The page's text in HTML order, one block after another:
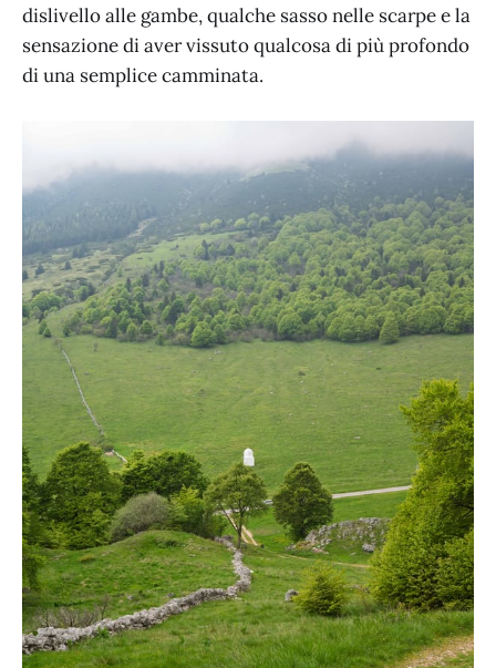
dislivello alle gambe, qualche sasso nelle scarpe e la
sensazione di aver vissuto qualcosa di più profondo
di una semplice camminata.